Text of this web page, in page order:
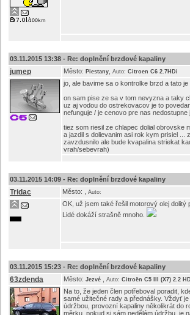
03.11.2015 13:38 - Re: doplnění brzdové kapaliny
jumep Město: Piestany Auto: Citroen C6 2.7HDi
jo, ale bavime sa o kontrolke brzd a tato
on sam pise ze sa v tom nevyzna a taky
uz aj vodou do ostrekovacov je to
nefunguje / je cenovo pre nas nedostupne
tiez som riesil ze chlapec dolial obrovske
a jazdil s dolievanim asi rok kym prisiel ...
zavzdusnilo ale bude kvapalina striekat
vrah/sebevrah)
03.11.2015 14:09 - Re: doplnění brzdové kapaliny
Tridac Město: Auto:
OK, už jsem také řešil motorový olej
Lidé dokáží strašně mnoho.
03.11.2015 15:23 - Re: doplnění brzdové kapaliny
63zdenda Město: Jezvé Auto: Citroën C5 III (X7) 2.2
Na to, že jeden člen potřeboval poradit,
samé užitečné rady a přednášky. Vždyť
údržbou, provozní kapaliny několikrát do
měrku, pokud si sám nedělám údržbu, je